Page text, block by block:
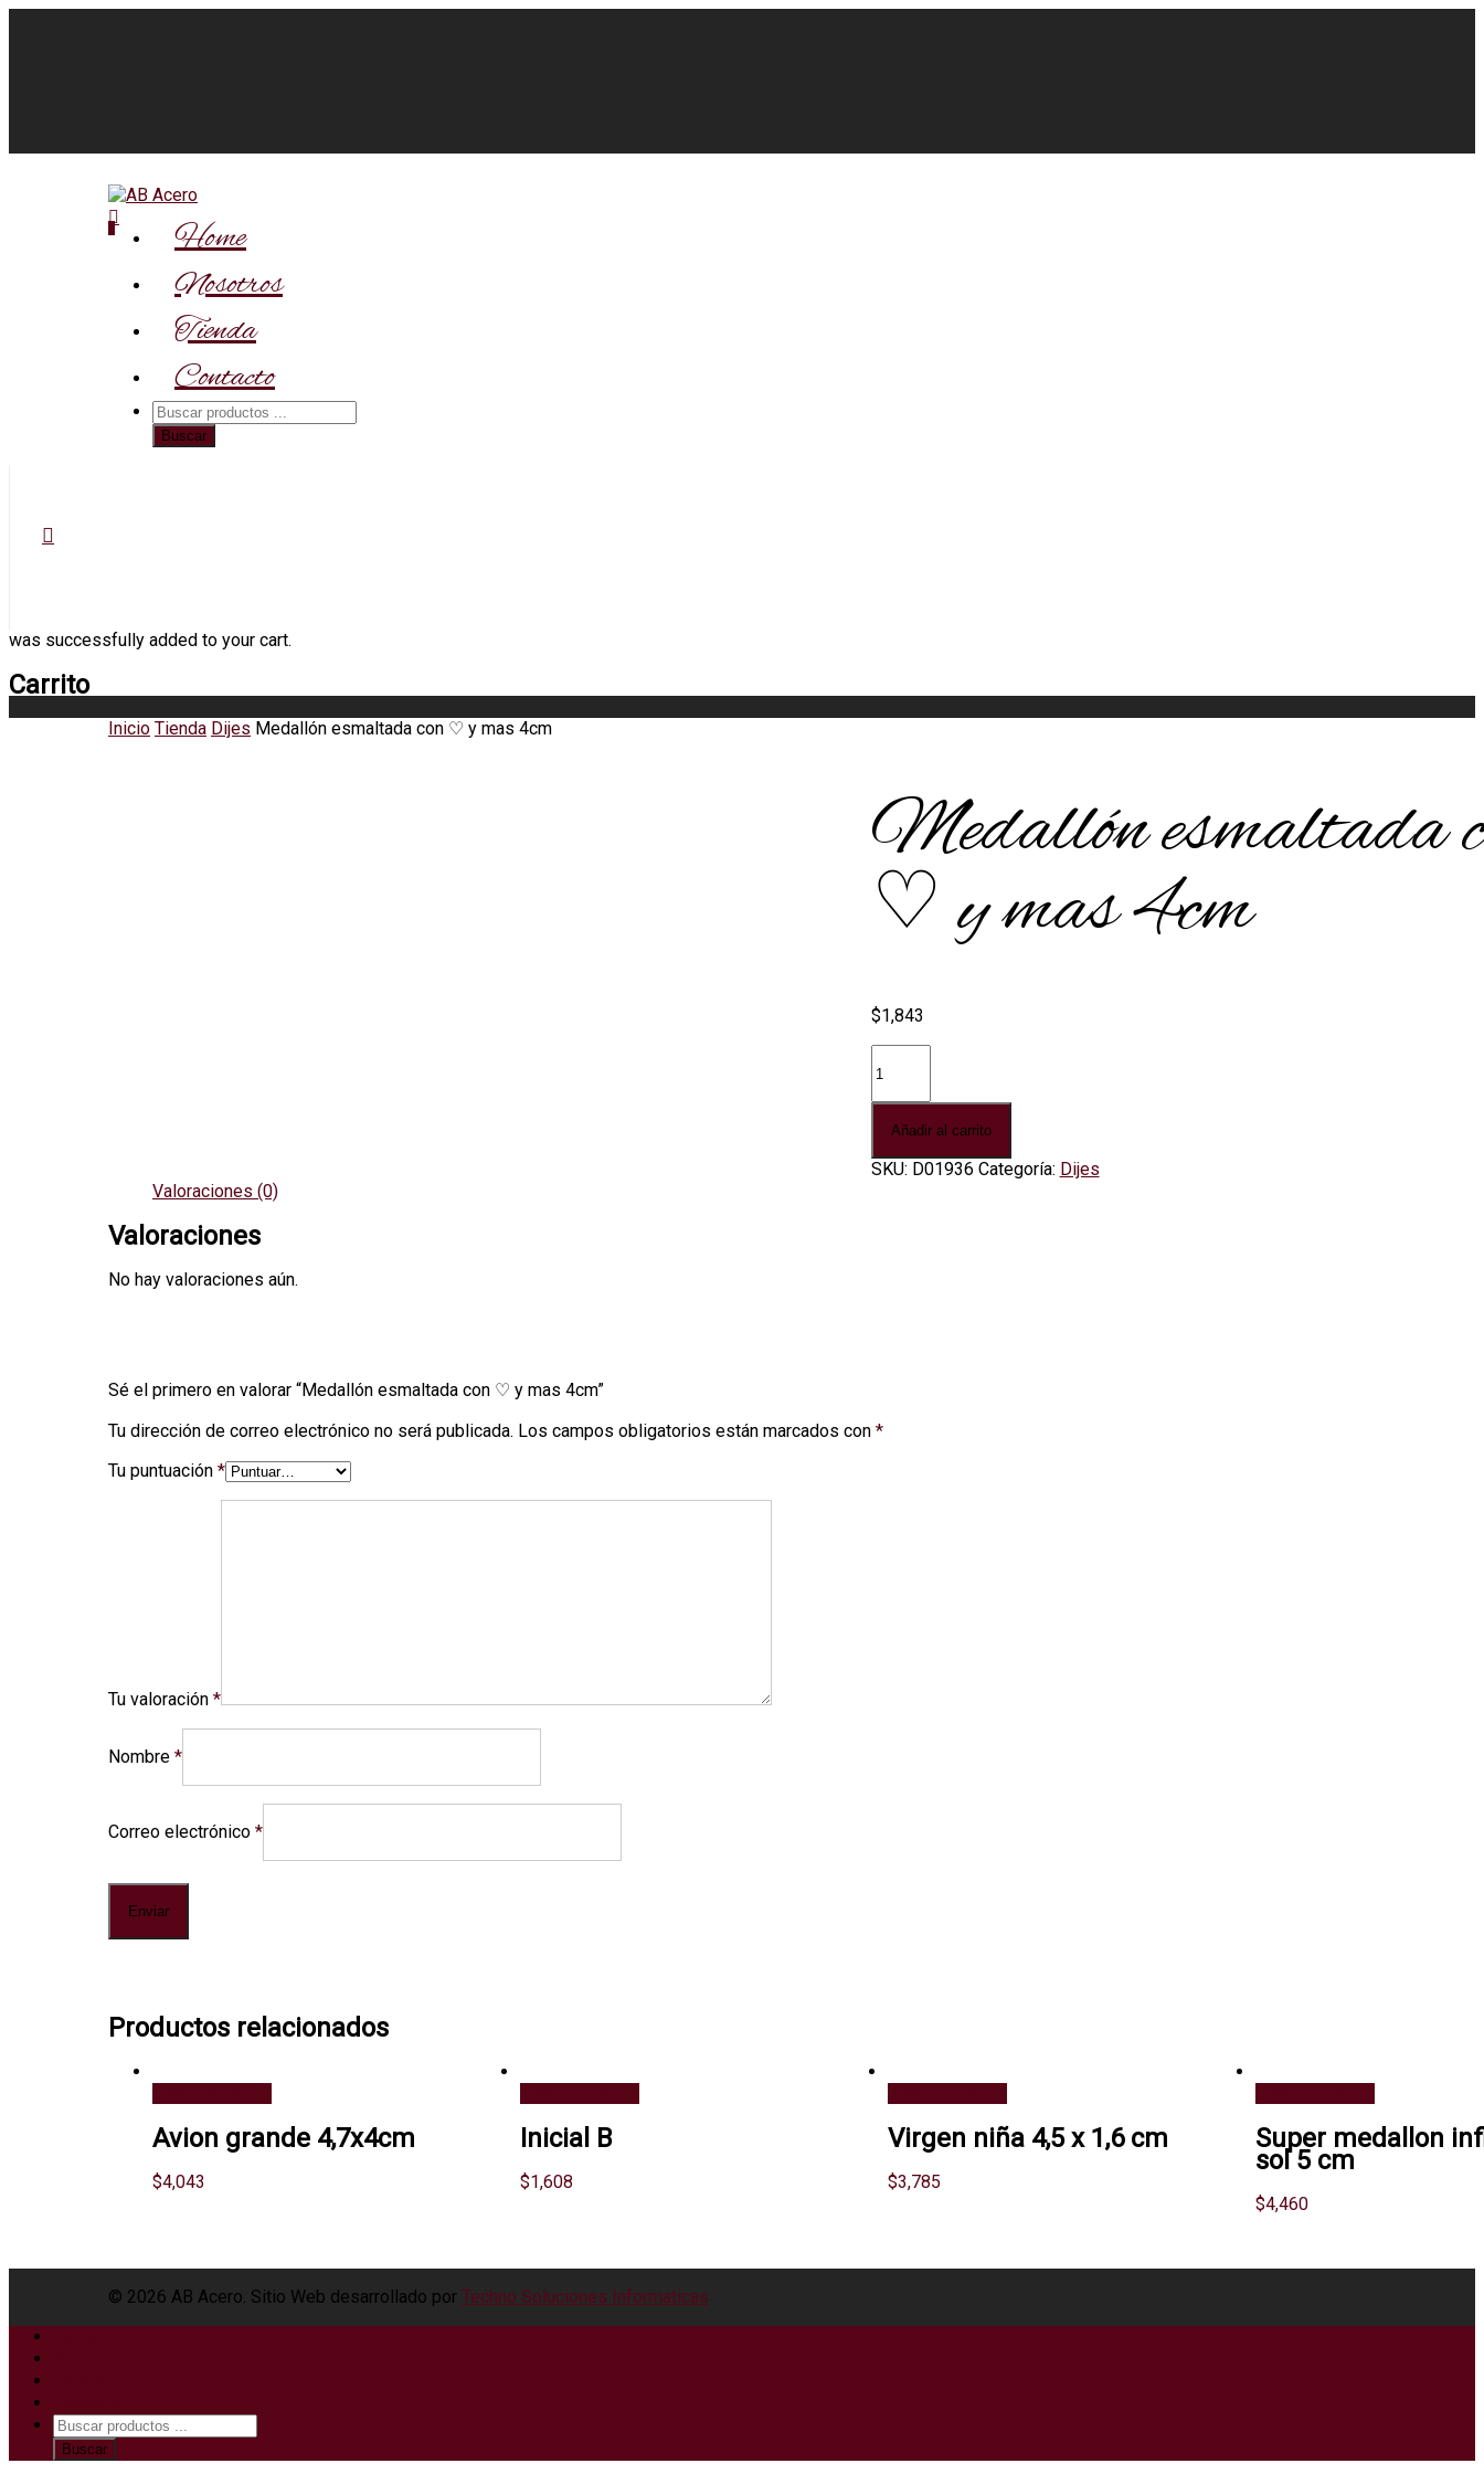
Home
Nosotros
Tienda
Contacto
Búsqueda
de
productos
Buscar
was successfully added to your cart.
Carrito
Inicio Tienda Dijes Medallón esmaltada con ♡ y mas 4cm
Medallón esmaltada
♡ y mas 4cm
$1,843
esmaltada
con
mas
Añadir al carrito
SKU: D01936 Categoría: Dijes
Valoraciones (0)
Valoraciones
No hay valoraciones aún.
Sé el primero en valorar “Medallón esmaltada con ♡ y mas 4cm”
Tu dirección de correo electrónico no será publicada. Los campos obligatorios están marcados con *
Tu puntuación *
Tu valoración *
Nombre *
Correo electrónico *
Productos relacionados
Avion grande 4,7x4cm
$4,043
Inicial B
$1,608
Virgen niña 4,5 x 1,6 cm
$3,785
Super medallon
sol 5 cm
$4,460
© 2026 AB Acero. Sitio Web desarrollado por Techno Soluciones Informaticas
Búsqueda
de
productos
Buscar